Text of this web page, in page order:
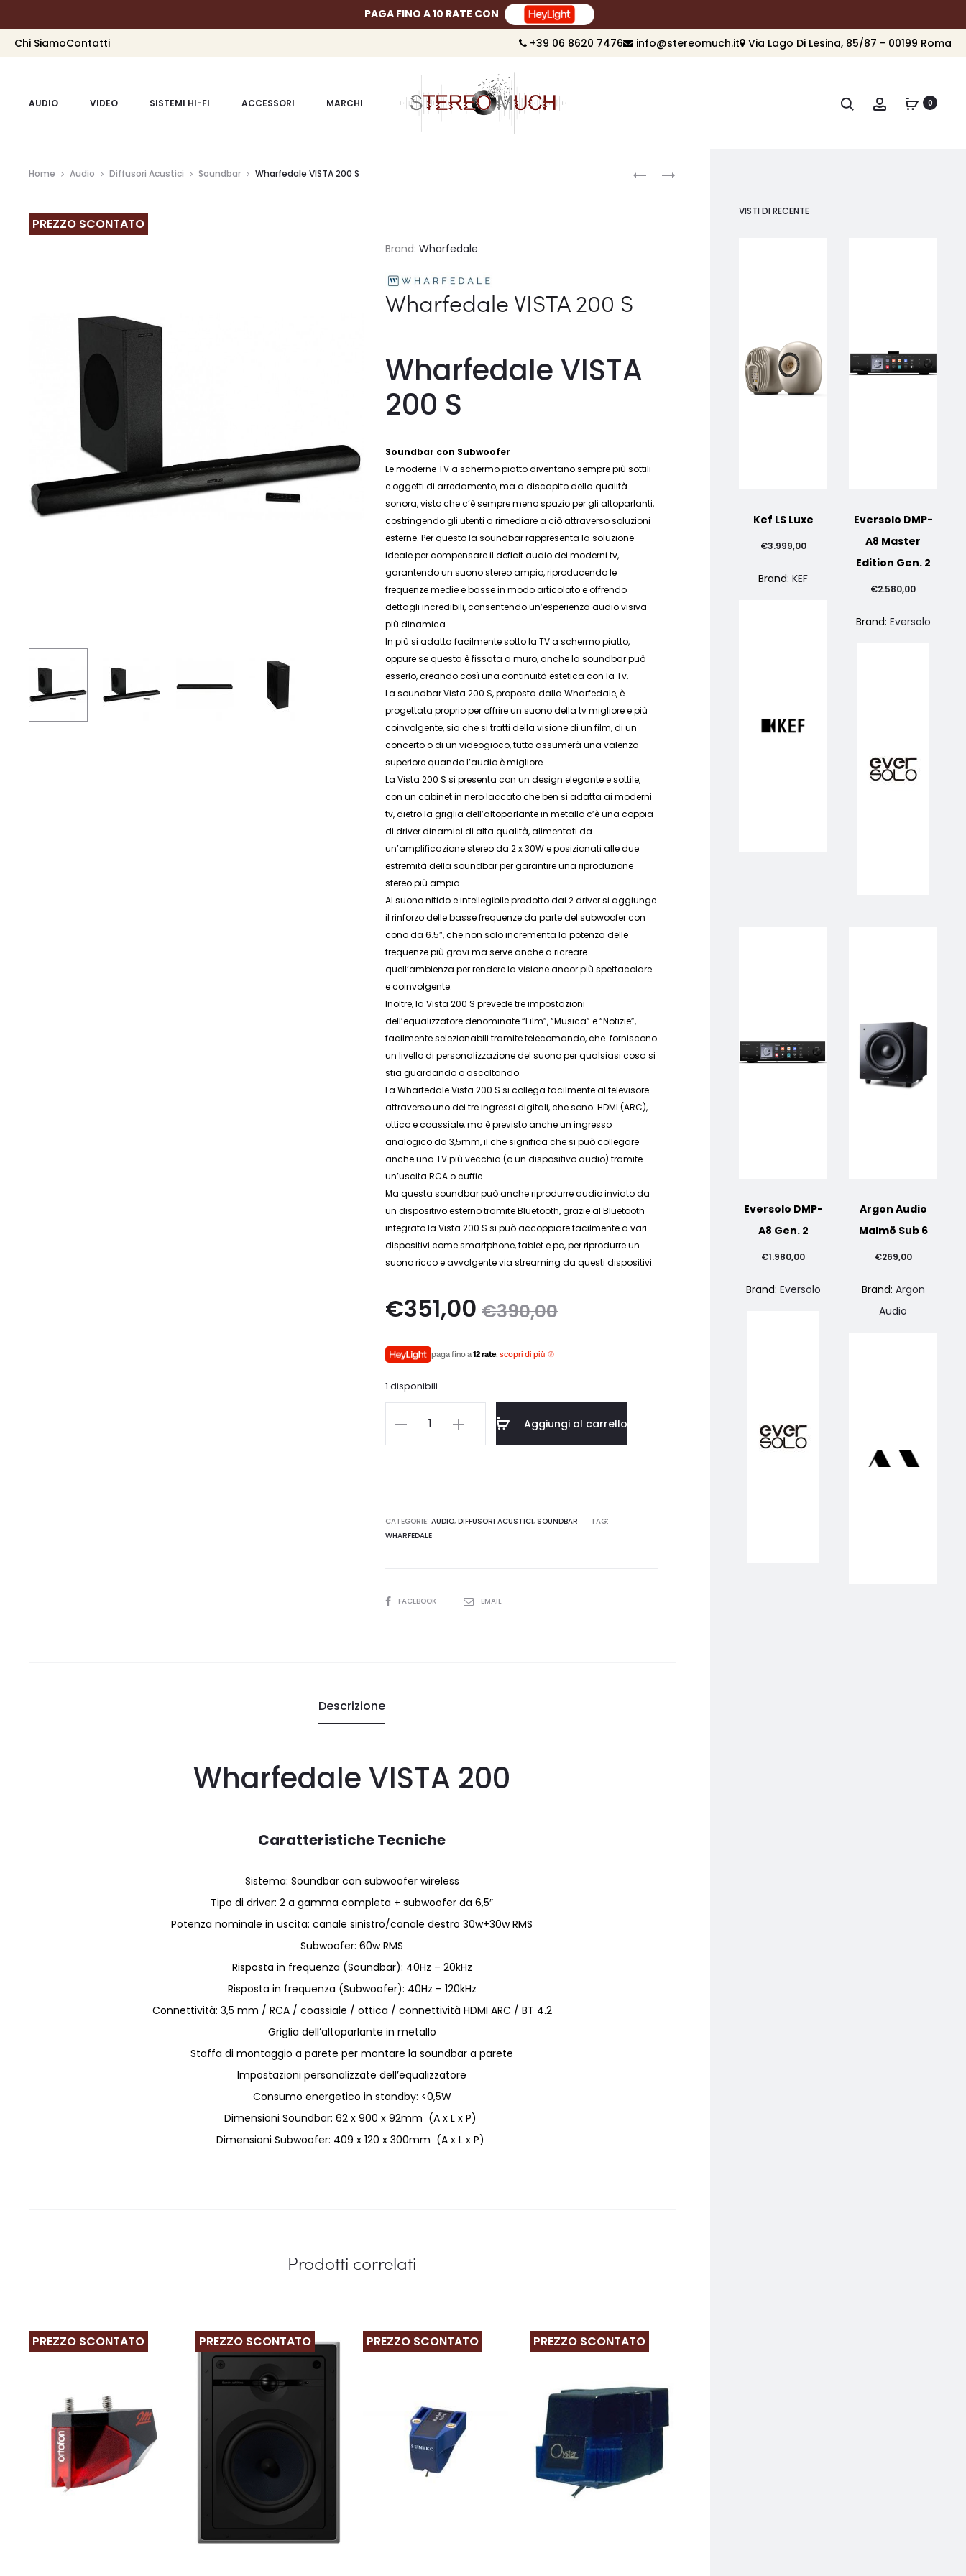
PAGA FINO A 10 RATE CON
Chi SiamoContatti +39 06 8620 7476 info@stereomuch.it Via Lago Di Lesina, 85/87 - 00199 Roma
AUDIO VIDEO SISTEMI HI-FI ACCESSORI MARCHI Cerca Account0
Product
navigation
WHARFEDALE
WHARFEDALE
Home Audio Diffusori Acustici Soundbar Wharfedale VISTA 200 S
PREZZO SCONTATO
Brand:Wharfedale
Wharfedale VISTA 200 S
Wharfedale VISTA
200 S
Soundbar con Subwoofer
Le moderne TV a schermo piatto diventano sempre più sottili
e oggetti di arredamento, ma a discapito della qualità
sonora, visto che c’è sempre meno spazio per gli altoparlanti,
costringendo gli utenti a rimediare a ciò attraverso soluzioni
esterne. Per questo la soundbar rappresenta la soluzione
ideale per compensare il deficit audio dei moderni tv,
garantendo un suono stereo ampio, riproducendo le
frequenze medie e basse in modo articolato e offrendo
dettagli incredibili, consentendo un’esperienza audio visiva
più dinamica.
In più si adatta facilmente sotto la TV a schermo piatto,
oppure se questa è fissata a muro, anche la soundbar può
esserlo, creando così una continuità estetica con la Tv.
La soundbar Vista 200 S, proposta dalla Wharfedale, è
progettata proprio per offrire un suono della tv migliore e più
coinvolgente, sia che si tratti della visione di un film, di un
concerto o di un videogioco, tutto assumerà una valenza
superiore quando l’audio è migliore.
La Vista 200 S si presenta con un design elegante e sottile,
con un cabinet in nero laccato che ben si adatta ai moderni
tv, dietro la griglia dell’altoparlante in metallo c’è una coppia
di driver dinamici di alta qualità, alimentati da
un’amplificazione stereo da 2 x 30W e posizionati alle due
estremità della soundbar per garantire una riproduzione
stereo più ampia.
Al suono nitido e intellegibile prodotto dai 2 driver si aggiunge
il rinforzo delle basse frequenze da parte del subwoofer con
cono da 6.5″, che non solo incrementa la potenza delle
frequenze più gravi ma serve anche a ricreare
quell’ambienza per rendere la visione ancor più spettacolare
e coinvolgente.
Inoltre, la Vista 200 S prevede tre impostazioni
dell’equalizzatore denominate “Film”, “Musica” e “Notizie”,
facilmente selezionabili tramite telecomando, che forniscono
un livello di personalizzazione del suono per qualsiasi cosa si
stia guardando o ascoltando.
La Wharfedale Vista 200 S si collega facilmente al televisore
attraverso uno dei tre ingressi digitali, che sono: HDMI (ARC),
ottico e coassiale, ma è previsto anche un ingresso
analogico da 3,5mm, il che significa che si può collegare
anche una TV più vecchia (o un dispositivo audio) tramite
un’uscita RCA o cuffie.
Ma questa soundbar può anche riprodurre audio inviato da
un dispositivo esterno tramite Bluetooth, grazie al Bluetooth
integrato la Vista 200 S si può accoppiare facilmente a vari
dispositivi come smartphone, tablet e pc, per riprodurre un
suono ricco e avvolgente via streaming da questi dispositivi.
€390,00
Il
prezzo
originale
era:
€390,00.
€351,00
Il
prezzo
attuale
€351,00.
paga fino a12 rate,scopri di più
1 disponibili
Wharfedale
Aggiungi al carrello
CATEGORIE:AUDIO,DIFFUSORI ACUSTICI, SOUNDBAR
TAG:
WHARFEDALE
SHAREFACEBOOK EMAIL
Descrizione
Wharfedale VISTA 200
Caratteristiche Tecniche
Sistema: Soundbar con subwoofer wireless
Tipo di driver: 2 a gamma completa + subwoofer da 6,5″
Potenza nominale in uscita: canale sinistro/canale destro 30w+30w RMS
Subwoofer: 60w RMS
Risposta in frequenza (Soundbar): 40Hz – 20kHz
Risposta in frequenza (Subwoofer): 40Hz – 120kHz
Connettività: 3,5 mm / RCA / coassiale / ottica / connettività HDMI ARC / BT 4.2
Griglia dell’altoparlante in metallo
Staffa di montaggio a parete per montare la soundbar a parete
Impostazioni personalizzate dell’equalizzatore
Consumo energetico in standby: <0,5W
Dimensioni Soundbar: 62 x 900 x 92mm (A x L x P)
Dimensioni Subwoofer: 409 x 120 x 300mm (A x L x P)
Prodotti correlati
PREZZO SCONTATO PREZZO SCONTATO PREZZO SCONTATO PREZZO SCONTATO
VISTI DI RECENTE
Kef LS Luxe
€3.999,00
Brand:KEF
Eversolo DMP-
A8 Master
Edition Gen. 2
€2.580,00
Brand: Eversolo
Eversolo DMP-
A8 Gen. 2
€1.980,00
Brand: Eversolo
Argon Audio
Malmö Sub 6
€269,00
Brand: Argon
Audio